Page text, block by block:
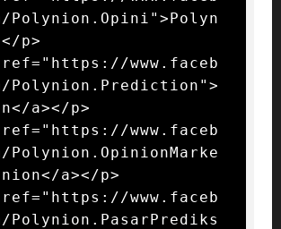
Polynion.Opini">Polyn
p>
www.faceb
Polynion.Prediction">
a></p>
www.faceb
Polynion.OpinionMarke
a></p>
www.faceb
Polynion.PasarPrediks